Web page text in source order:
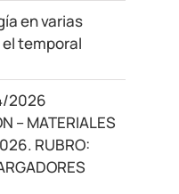
en varias
temporal
2026
– MATERIALES
RUBRO: